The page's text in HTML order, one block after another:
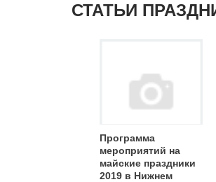
СТАТЬИ
Программа
мероприятий на
майские праздники
2019 в Нижнем